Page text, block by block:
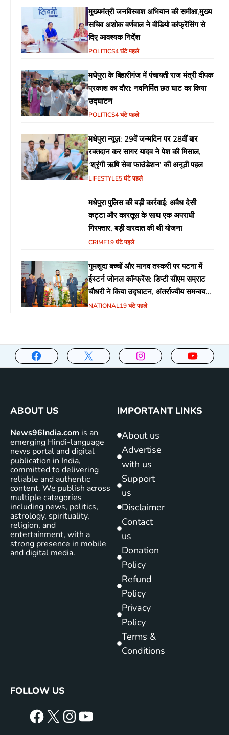
मुख्यमंत्री जनविस्वाश अभियान की समीक्षा,मुख्य
सचिव अशोक वर्णवाल ने वीडियो कांफ्रेंसिंग से
दिए आवश्यक निर्देश
POLITICS4 घंटे पहले
मधेपुरा के बिहारीगंज में पंचायती राज मंत्री दीपक
प्रकाश का दौरा: नवनिर्मित छठ घाट का किया
उद्घाटन
POLITICS4 घंटे पहले
मधेपुरा न्यूज़: 29वें जन्मदिन पर 28वीं बार
रक्तदान कर सागर यादव ने पेश की मिसाल,
‘श्रृंगी ऋषि सेवा फाउंडेशन’ की अनूठी पहल
LIFESTYLE5 घंटे पहले
मधेपुरा पुलिस की बड़ी कार्रवाई: अवैध देसी
कट्टा और कारतूस के साथ एक अपराधी
गिरफ्तार, बड़ी वारदात की थी योजना
CRIME19 घंटे पहले
गुमशुदा बच्चों और मानव तस्करी पर पटना में
ईस्टर्न जोनल कॉन्फ्रेंस: डिप्टी सीएम सम्राट
चौधरी ने किया उद्घाटन, अंतर्राज्यीय समन्वय
पर जोर
NATIONAL19 घंटे पहले
ABOUT US
News96India.com is an
emerging Hindi-language
news portal and digital
publication in India,
committed to delivering
reliable and authentic
content. We publish across
multiple categories
including news, politics,
astrology, spirituality,
religion, and
entertainment, with a
strong presence in mobile
and digital media.
IMPORTANT LINKS
About us
Advertise
with us
Support
us
Disclaimer
Contact
us
Donation
Policy
Refund
Policy
Privacy
Policy
Terms &
Conditions
FOLLOW US